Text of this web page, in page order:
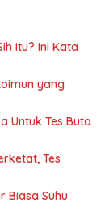
Itu? Ini Kata
yang
Untuk Tes Buta
Tes
Biasa Suhu